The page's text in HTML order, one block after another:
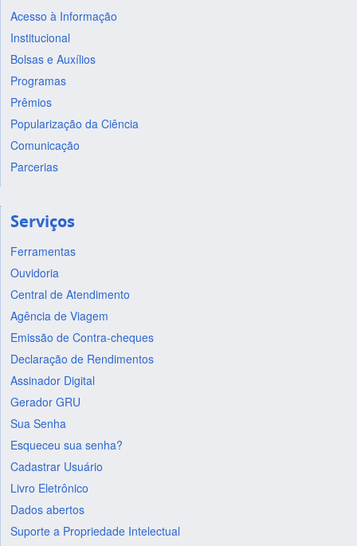
Acesso à Informação
Institucional
Bolsas e Auxílios
Programas
Prêmios
Popularização da Ciência
Comunicação
Parcerias
Serviços
Ferramentas
Ouvidoria
Central de Atendimento
Agência de Viagem
Emissão de Contra-cheques
Declaração de Rendimentos
Assinador Digital
Gerador GRU
Sua Senha
Esqueceu sua senha?
Cadastrar Usuário
Livro Eletrônico
Dados abertos
Suporte a Propriedade Intelectual